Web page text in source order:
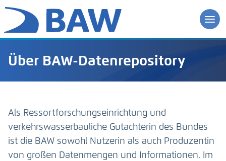
Über BAW-Datenrepository
Als Ressortforschungseinrichtung und
verkehrswasserbauliche Gutachterin des Bundes
ist die BAW sowohl Nutzerin als auch Produzentin
von großen Datenmengen und Informationen. Im